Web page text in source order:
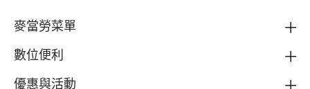
麥當勞菜單
數位便利
優惠與活動